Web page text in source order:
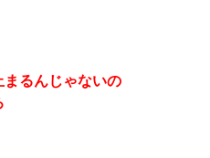
るんじゃないの